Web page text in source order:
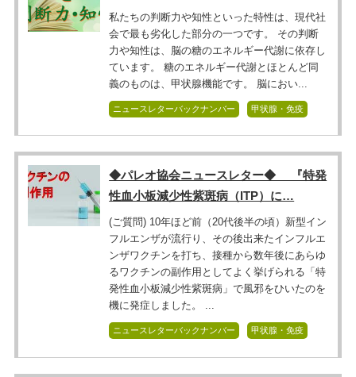
私たちの判断力や知性といった特性は、現代社
会で最も劣化した部分の一つです。 その判断
力や知性は、脳の糖のエネルギー代謝に依存し
ています。 糖のエネルギー代謝とほとんど同
義のものは、甲状腺機能です。 脳におい...
ニュースレターバックナンバー 甲状腺・免疫
◆パレオ協会ニュースレター◆ 『特発
性血小板減少性紫斑病（ITP）に…
(ご質問) 10年ほど前（20代後半の頃）新型イン
フルエンザが流行り、その後出来たインフルエ
ンザワクチンを打ち、接種から数年後にあらゆ
るワクチンの副作用としてよく挙げられる「特
発性血小板減少性紫斑病」で風邪をひいたのを
機に発症しました。 ...
ニュースレターバックナンバー 甲状腺・免疫